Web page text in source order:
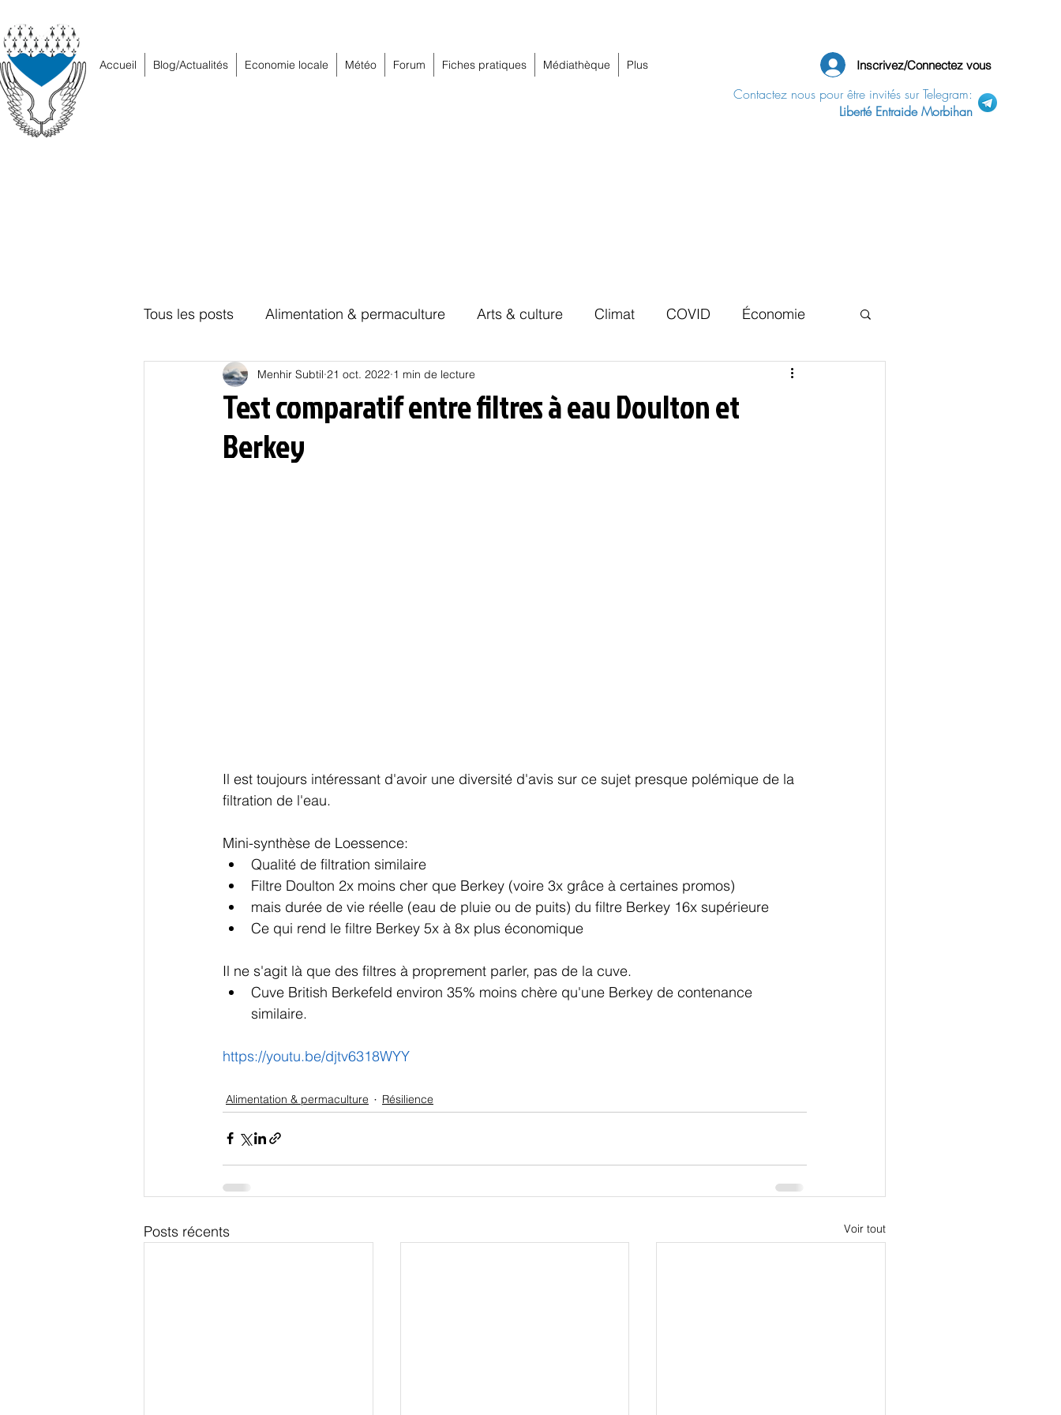
Accueil Blog/Actualités Economie locale Météo Forum Fiches pratiques Médiathèque Plus Inscrivez/Connectez vous
Contactez nous pour être invités sur Telegram:
Liberté Entraide Morbihan
Tous les posts Alimentation & permaculture Arts & culture Climat COVID Économie
Education Energies Habitat Hors piste Local
Oligarchie
Test comparatif entre filtres à eau Doulton et
Berkey
Menhir Subtil 21 oct. 2022 1 min de lecture
Il est toujours intéressant d'avoir une diversité d'avis sur ce sujet presque polémique de la
filtration de l'eau.
Mini-synthèse de Loessence:
Qualité de filtration similaire
Filtre Doulton 2x moins cher que Berkey (voire 3x grâce à certaines promos)
mais durée de vie réelle (eau de pluie ou de puits) du filtre Berkey 16x supérieure
Ce qui rend le filtre Berkey 5x à 8x plus économique
Il ne s'agit là que des filtres à proprement parler, pas de la cuve.
Cuve British Berkefeld environ 35% moins chère qu'une Berkey de contenance
similaire.
https://youtu.be/djtv6318WYY
Alimentation & permaculture Résilience
Posts récents Voir tout